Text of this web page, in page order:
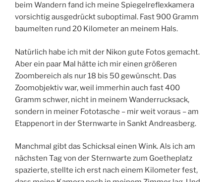
beim Wandern fand ich meine Spiegelreflexkamera
vorsichtig ausgedrückt suboptimal. Fast 900 Gramm
baumelten rund 20 Kilometer an meinem Hals.
Natürlich habe ich mit der Nikon gute Fotos gemacht.
Aber ein paar Mal hätte ich mir einen größeren
Zoombereich als nur 18 bis 50 gewünscht. Das
Zoomobjektiv war, weil immerhin auch fast 400
Gramm schwer, nicht in meinem Wanderrucksack,
sondern in meiner Fototasche – mir weit voraus – am
Etappenort in der Sternwarte in Sankt Andreasberg.
Manchmal gibt das Schicksal einen Wink. Als ich am
nächsten Tag von der Sternwarte zum Goetheplatz
spazierte, stellte ich erst nach einem Kilometer fest,